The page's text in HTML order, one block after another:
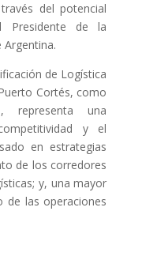
del potencial
Presidente de la
Argentina.
de Logística
Cortés, como
representa una
y el
en estrategias
de los corredores
y, una mayor
de las operaciones